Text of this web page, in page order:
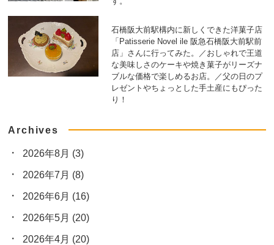
石橋阪大前駅構内に新しくできた洋菓子店
「Patisserie Novel ile 阪急石橋阪大前駅前
店」さんに行ってみた。／おしゃれで王道
な美味しさのケーキや焼き菓子がリーズナ
ブルな価格で楽しめるお店。／父の日のプ
レゼントやちょっとした手土産にもぴった
り！
Archives
2026年8月 (3)
2026年7月 (8)
2026年6月 (16)
2026年5月 (20)
2026年4月 (20)